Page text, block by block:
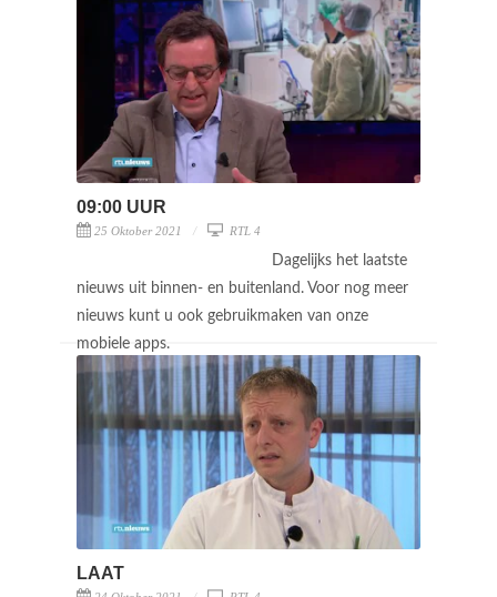
09:00 UUR
25 Oktober 2021 RTL 4
Dagelijks het laatste
nieuws uit binnen- en buitenland. Voor nog meer
nieuws kunt u ook gebruikmaken van onze
mobiele apps.
LAAT